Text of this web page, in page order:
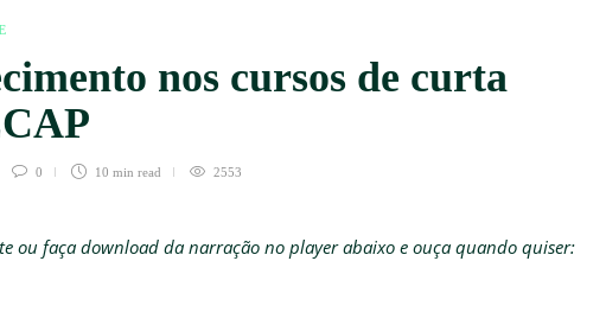
nos cursos de curta
0 10 min read 2553
ou faça download da narração no player abaixo e ouça quando quiser: